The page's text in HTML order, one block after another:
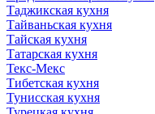
Таджикская кухня
Тайваньская кухня
Тайская кухня
Татарская кухня
Текс-Мекс
Тибетская кухня
Тунисская кухня